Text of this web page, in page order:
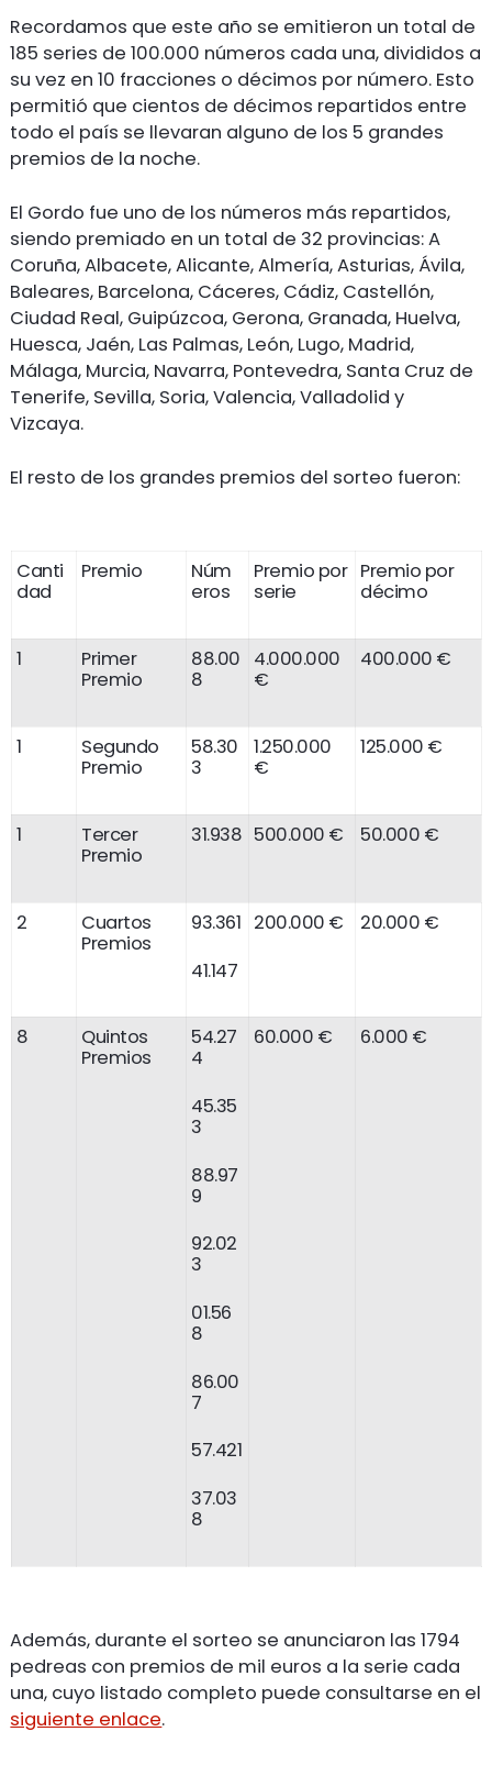
Recordamos que este año se emitieron un total de
185 series de 100.000 números cada una, divididos a
su vez en 10 fracciones o décimos por número. Esto
permitió que cientos de décimos repartidos entre
todo el país se llevaran alguno de los 5 grandes
premios de la noche.
El Gordo fue uno de los números más repartidos,
siendo premiado en un total de 32 provincias: A
Coruña, Albacete, Alicante, Almería, Asturias, Ávila,
Baleares, Barcelona, Cáceres, Cádiz, Castellón,
Ciudad Real, Guipúzcoa, Gerona, Granada, Huelva,
Huesca, Jaén, Las Palmas, León, Lugo, Madrid,
Málaga, Murcia, Navarra, Pontevedra, Santa Cruz de
Tenerife, Sevilla, Soria, Valencia, Valladolid y
Vizcaya.
El resto de los grandes premios del sorteo fueron:
Canti
dad
Premio
Núm
eros
Premio por
serie
Premio por
décimo
1
Primer
Premio
88.00
8
4.000.000
€
400.000 €
1
Segundo
Premio
58.30
3
1.250.000
€
125.000 €
1
Tercer
Premio
31.938 500.000 € 50.000 €
2
Cuartos
Premios
93.361
41.147
200.000 € 20.000 €
8
Quintos
Premios
54.27
4
45.35
3
88.97
9
92.02
3
01.56
8
86.00
7
57.421
37.03
8
60.000 € 6.000 €
Además, durante el sorteo se anunciaron las 1794
pedreas con premios de mil euros a la serie cada
una, cuyo listado completo puede consultarse en el
siguiente enlace.